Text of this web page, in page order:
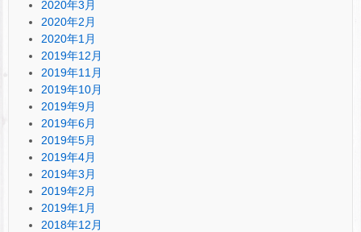
2020年3月
2020年2月
2020年1月
2019年12月
2019年11月
2019年10月
2019年9月
2019年6月
2019年5月
2019年4月
2019年3月
2019年2月
2019年1月
2018年12月